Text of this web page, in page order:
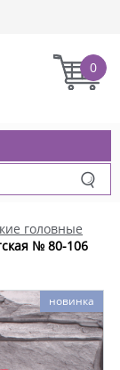
0
головные
№ 80-106
новинка